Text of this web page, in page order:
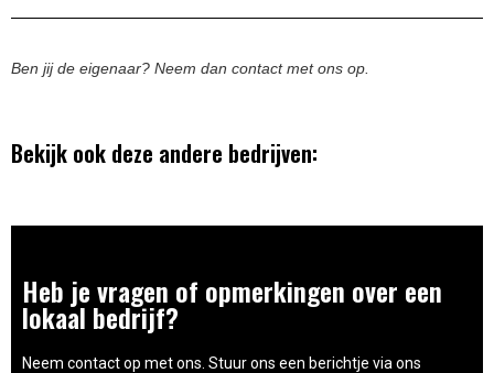
Ben jij de eigenaar? Neem dan contact met ons op.
Bekijk ook deze andere bedrijven:
Heb je vragen of opmerkingen over een
lokaal bedrijf?
Neem contact op met ons. Stuur ons een berichtje via ons